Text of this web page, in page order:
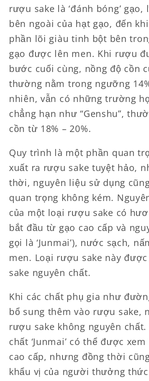
rượu sake là ‘đánh bóng’
bên ngoài của hạt gạo, đến
phần lõi giàu tinh bột bên
gạo được lên men. Khi rượu
bước cuối cùng, nồng độ cồn
thường nằm trong ngưỡng
nhiên, vẫn có những trường
chẳng hạn như “Genshu”,
cồn từ 18% – 20%.
Quy trình là một phần quan
xuất ra rượu sake tuyệt hảo,
thời, nguyên liệu sử dụng
quan trọng không kém.
của một loại rượu sake có
bắt đầu từ gạo cao cấp và
gọi là ‘Junmai’), nước sạch,
men. Loại rượu sake này
sake nguyên chất.
Khi các chất phụ gia như
bổ sung thêm vào rượu sake,
rượu sake không nguyên chất.
chất ‘Junmai’ có thể được
cao cấp, nhưng đồng thời
khẩu vị của người thưởng